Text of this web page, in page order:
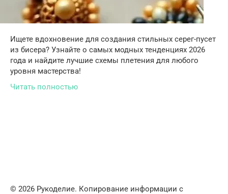
Ищете вдохновение для создания стильных серег-пусет
из бисера? Узнайте о самых модных тенденциях 2026
года и найдите лучшие схемы плетения для любого
уровня мастерства!
Читать полностью
© 2026 Рукоделие. Копирование информации с